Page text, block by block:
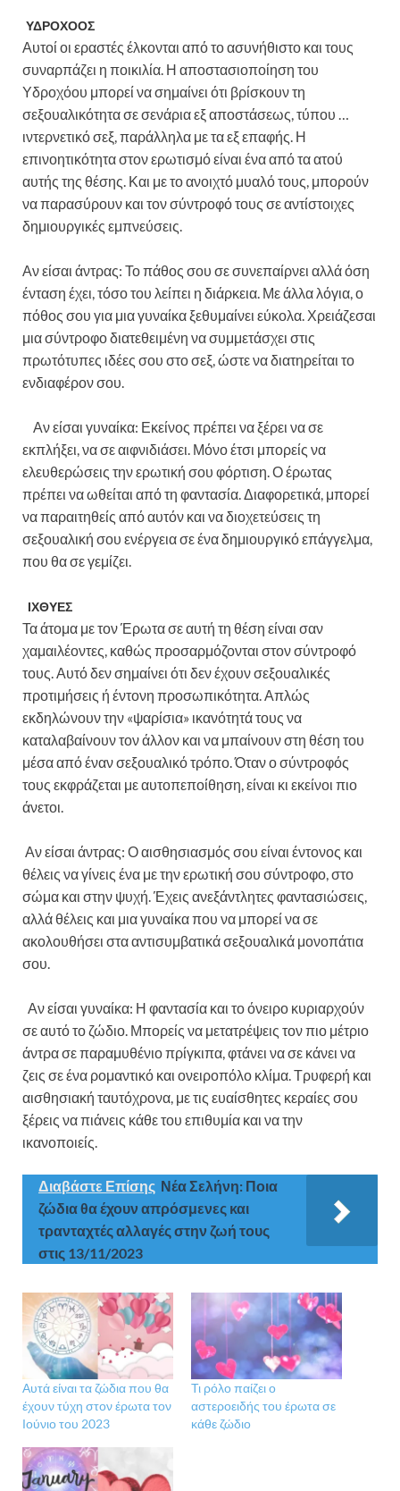
ΥΔΡΟΧΟΟΣ
Αυτοί οι εραστές έλκονται από το ασυνήθιστο και τους
συναρπάζει η ποικιλία. Η αποστασιοποίηση του
Υδροχόου μπορεί να σημαίνει ότι βρίσκουν τη
σεξουαλικότητα σε σενάρια εξ αποστάσεως, τύπου …
ιντερνετικό σεξ, παράλληλα με τα εξ επαφής. Η
επινοητικότητα στον ερωτισμό είναι ένα από τα ατού
αυτής της θέσης. Και με το ανοιχτό μυαλό τους, μπορούν
να παρασύρουν και τον σύντροφό τους σε αντίστοιχες
δημιουργικές εμπνεύσεις.
Αν είσαι άντρας: Το πάθος σου σε συνεπαίρνει αλλά όση
ένταση έχει, τόσο του λείπει η διάρκεια. Με άλλα λόγια, ο
πόθος σου για μια γυναίκα ξεθυμαίνει εύκολα. Χρειάζεσαι
μια σύντροφο διατεθειμένη να συμμετάσχει στις
πρωτότυπες ιδέες σου στο σεξ, ώστε να διατηρείται το
ενδιαφέρον σου.
Αν είσαι γυναίκα: Εκείνος πρέπει να ξέρει να σε
εκπλήξει, να σε αιφνιδιάσει. Μόνο έτσι μπορείς να
ελευθερώσεις την ερωτική σου φόρτιση. Ο έρωτας
πρέπει να ωθείται από τη φαντασία. Διαφορετικά, μπορεί
να παραιτηθείς από αυτόν και να διοχετεύσεις τη
σεξουαλική σου ενέργεια σε ένα δημιουργικό επάγγελμα,
που θα σε γεμίζει.
ΙΧΘΥΕΣ
Τα άτομα με τον Έρωτα σε αυτή τη θέση είναι σαν
χαμαιλέοντες, καθώς προσαρμόζονται στον σύντροφό
τους. Αυτό δεν σημαίνει ότι δεν έχουν σεξουαλικές
προτιμήσεις ή έντονη προσωπικότητα. Απλώς
εκδηλώνουν την «ψαρίσια» ικανότητά τους να
καταλαβαίνουν τον άλλον και να μπαίνουν στη θέση του
μέσα από έναν σεξουαλικό τρόπο. Όταν ο σύντροφός
τους εκφράζεται με αυτοπεποίθηση, είναι κι εκείνοι πιο
άνετοι.
Αν είσαι άντρας: Ο αισθησιασμός σου είναι έντονος και
θέλεις να γίνεις ένα με την ερωτική σου σύντροφο, στο
σώμα και στην ψυχή. Έχεις ανεξάντλητες φαντασιώσεις,
αλλά θέλεις και μια γυναίκα που να μπορεί να σε
ακολουθήσει στα αντισυμβατικά σεξουαλικά μονοπάτια
σου.
Αν είσαι γυναίκα: Η φαντασία και το όνειρο κυριαρχούν
σε αυτό το ζώδιο. Μπορείς να μετατρέψεις τον πιο μέτριο
άντρα σε παραμυθένιο πρίγκιπα, φτάνει να σε κάνει να
ζεις σε ένα ρομαντικό και ονειροπόλο κλίμα. Τρυφερή και
αισθησιακή ταυτόχρονα, με τις ευαίσθητες κεραίες σου
ξέρεις να πιάνεις κάθε του επιθυμία και να την
ικανοποιείς.
Διαβάστε Επίσης Νέα Σελήνη: Ποια
ζώδια θα έχουν απρόσμενες και
τρανταχτές αλλαγές στην ζωή τους
στις 13/11/2023
Αυτά είναι τα ζώδια που θα
έχουν τύχη στον έρωτα τον
Ιούνιο του 2023
Τι ρόλο παίζει ο
αστεροειδής του έρωτα σε
κάθε ζώδιο